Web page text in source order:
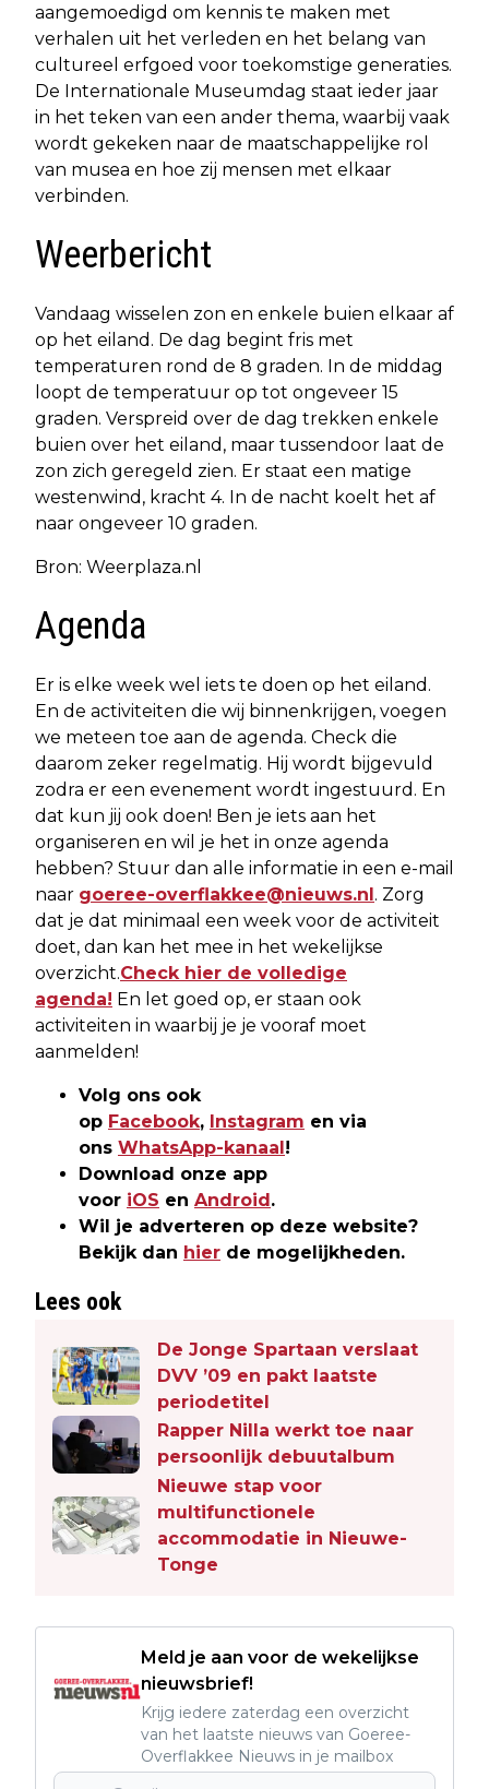
aangemoedigd om kennis te maken met
verhalen uit het verleden en het belang van
cultureel erfgoed voor toekomstige generaties.
De Internationale Museumdag staat ieder jaar
in het teken van een ander thema, waarbij vaak
wordt gekeken naar de maatschappelijke rol
van musea en hoe zij mensen met elkaar
verbinden.
Weerbericht
Vandaag wisselen zon en enkele buien elkaar af
op het eiland. De dag begint fris met
temperaturen rond de 8 graden. In de middag
loopt de temperatuur op tot ongeveer 15
graden. Verspreid over de dag trekken enkele
buien over het eiland, maar tussendoor laat de
zon zich geregeld zien. Er staat een matige
westenwind, kracht 4. In de nacht koelt het af
naar ongeveer 10 graden.
Bron: Weerplaza.nl
Agenda
Er is elke week wel iets te doen op het eiland.
En de activiteiten die wij binnenkrijgen, voegen
we meteen toe aan de agenda. Check die
daarom zeker regelmatig. Hij wordt bijgevuld
zodra er een evenement wordt ingestuurd. En
dat kun jij ook doen! Ben je iets aan het
organiseren en wil je het in onze agenda
hebben? Stuur dan alle informatie in een e-mail
naar goeree-overflakkee@nieuws.nl. Zorg
dat je dat minimaal een week voor de activiteit
doet, dan kan het mee in het wekelijkse
overzicht.Check hier de volledige
agenda! En let goed op, er staan ook
activiteiten in waarbij je je vooraf moet
aanmelden!
Volg ons ook
op Facebook, Instagram en via
ons WhatsApp-kanaal!
Download onze app
voor iOS en Android.
Wil je adverteren op deze website?
Bekijk dan hier de mogelijkheden.
Lees ook
De Jonge Spartaan verslaat
DVV ’09 en pakt laatste
periodetitel
Rapper Nilla werkt toe naar
persoonlijk debuutalbum
Nieuwe stap voor
multifunctionele
accommodatie in Nieuwe-
Tonge
Meld je aan voor de wekelijkse
nieuwsbrief!
Krijg iedere zaterdag een overzicht
van het laatste nieuws van Goeree-
Overflakkee Nieuws in je mailbox